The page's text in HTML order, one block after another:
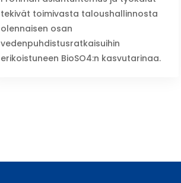
tekivät toimivasta taloushallinnosta
olennaisen osan
vedenpuhdistusratkaisuihin
erikoistuneen BioSO4:n kasvutarinaa.